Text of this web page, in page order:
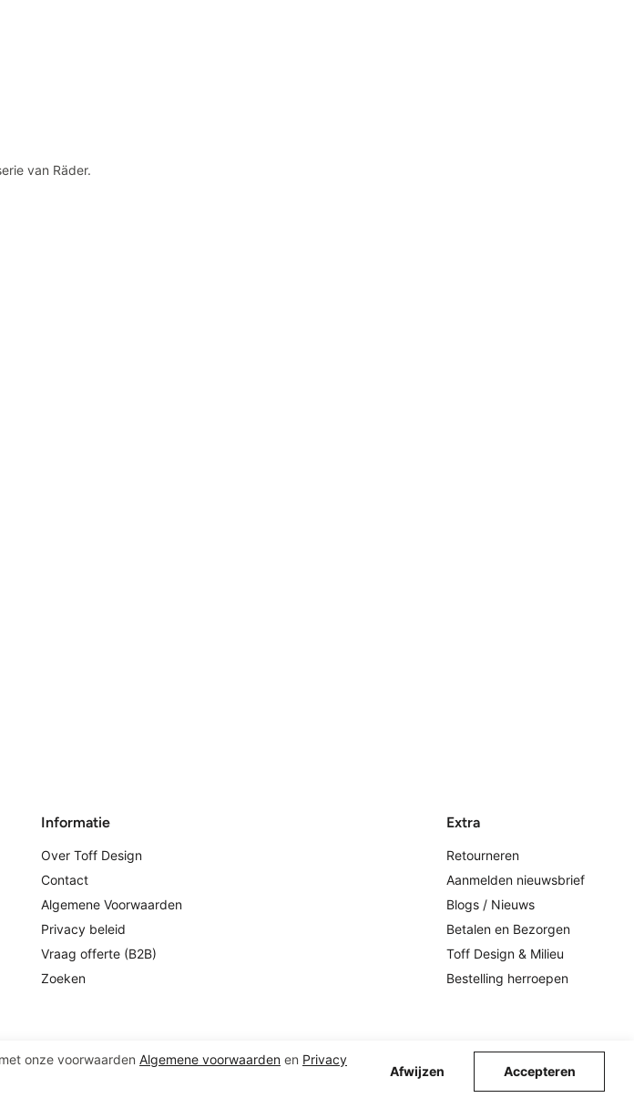
van Räder.
Informatie
Over Toff Design
Contact
Algemene Voorwaarden
Privacy beleid
Vraag offerte (B2B)
Zoeken
Extra
Retourneren
Aanmelden nieuwsbrief
Blogs / Nieuws
Betalen en Bezorgen
Toff Design & Milieu
Bestelling herroepen
onze voorwaarden Algemene voorwaarden en Privacy
Afwijzen Accepteren